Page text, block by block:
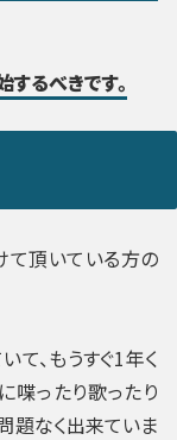
るべきです。
て頂いている方の
、もうすぐ1年く
喋ったり歌ったり
題なく出来ていま